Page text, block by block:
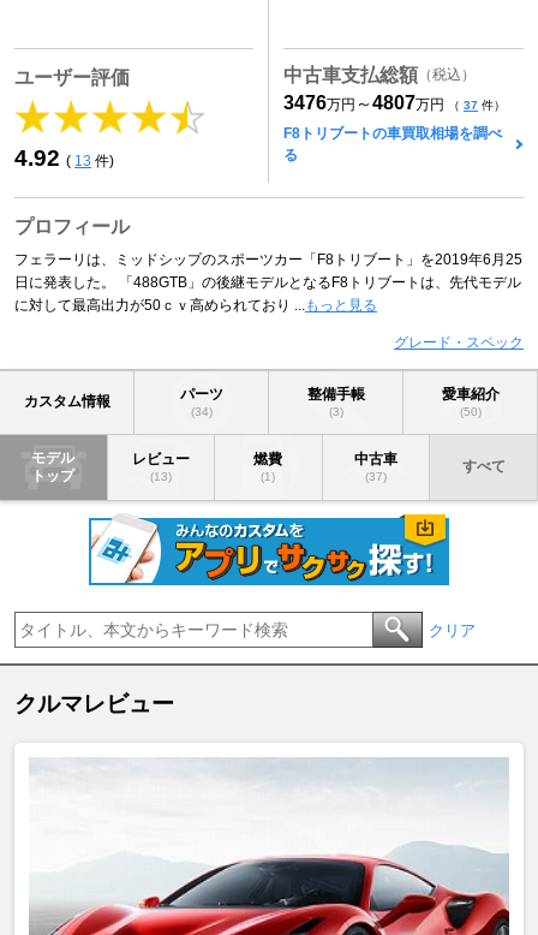
ユーザー評価
4.92 ( 13 件)
中古車支払総額 （税込）
3476万円 ～4807万円 （ 37 件）
F8トリブートの車買取相場を調べ
る
プロフィール
フェラーリは、ミッドシップのスポーツカー「F8トリブート」を2019年6月25
日に発表した。 「488GTB」の後継モデルとなるF8トリブートは、先代モデル
に対して最高出力が50ｃｖ高められており ...
もっと見る
グレード・スペック
カスタム情報 パーツ
(34)
整備手帳
(3)
愛車紹介
(50)
モデル
トップ
レビュー
(13)
燃費
(1)
中古車
(37)
すべて
クリア
クルマレビュー